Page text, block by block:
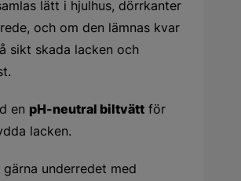
lätt i hjulhus, dörrkanter
och om den lämnas kvar
sikt skada lacken och
en pH-neutral biltvätt för
lacken.
gärna underredet med